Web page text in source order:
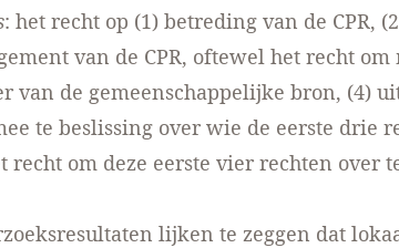
: het recht op (1) betreding van de CPR,
van de CPR, oftewel het recht om
van de gemeenschappelijke bron, (4)
te beslissing over wie de eerste drie
recht om deze eerste vier rechten over
lijken te zeggen dat